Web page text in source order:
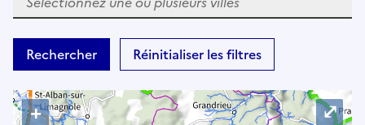
e
n
r
Rechercher Réinitialiser les filtres
+
⤢